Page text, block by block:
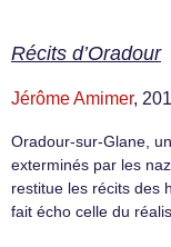
Récits d’Oradour
Jérôme Amimer,
Oradour-sur-Glane,
exterminés par les
restitue les récits des
fait écho celle du